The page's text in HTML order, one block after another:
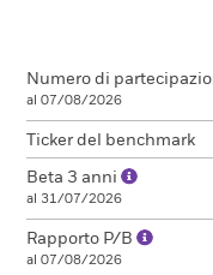
Numero di
al 07/08/2026
Ticker del benchmark
Beta 3 anni
al 31/07/2026
Rapporto P/B
al 07/08/2026